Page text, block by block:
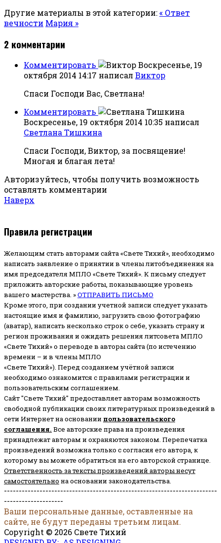
Другие материалы в этой категории:« Ответ
вечности Мария »
2 комментарии
Комментировать
Воскресенье, 19
октября 2014 14:17 написал Виктор
Спаси Господи Вас, Светлана!
Комментировать
Воскресенье, 19 октября 2014 10:35 написал
Светлана Тишкина
Спаси Господи, Виктор, за посвящение!
Многая и благая лета!
Авторизуйтесь, чтобы получить возможность
оставлять комментарии
Наверх
Правила регистрации
Желающим стать авторами сайта «Свете Тихий», необходимо
написать заявление о принятии в члены литобъединения на
имя председателя МПЛО «Свете Тихий». К письму следует
приложить авторские работы, показывающие уровень
вашего мастерства. »ОТПРАВИТЬ ПИСЬМО
Кроме этого, при создании учетной записи следует указать
настоящие имя и фамилию, загрузить свою фотографию
(аватар), написать несколько строк о себе, указать страну и
регион проживания и ожидать решения литсовета МПЛО
«Свете Тихий» о переводе в авторы сайта (по истечению
времени – и в члены МПЛО
«Свете Тихий»). Перед созданием учётной записи
необходимо ознакомится с правилами регистрации и
пользовательским соглашением.
Сайт "Свете Тихий" предоставляет авторам возможность
свободной публикации своих литературных произведений в
сети Интернет на основании пользовательского
соглашения. Все авторские права на произведения
принадлежат авторам и охраняются законом. Перепечатка
произведений возможна только с согласия его автора, к
которому вы можете обратиться на его авторской странице.
Ответственность за тексты произведений авторы несут
самостоятельно на основании законодательства.
------------------------------------------------------------------------
--------------------
Ваши персональные данные, оставленные на
сайте, не будут переданы третьим лицам.
Copyright © 2026 Свете Тихий